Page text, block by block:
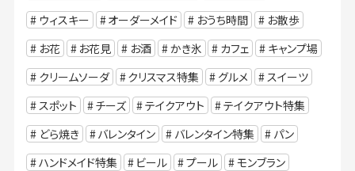
ウィスキー
オーダーメイド おうち時間
お散歩
お花
お花見 お酒 かき氷 カフェ
キャンプ場
クリームソーダ
クリスマス特集 グルメ
スイーツ
スポット
チーズ テイクアウト
テイクアウト特集
どら焼き
バレンタイン バレンタイン特集
パン
ハンドメイド特集
ビール プール
モンブラン